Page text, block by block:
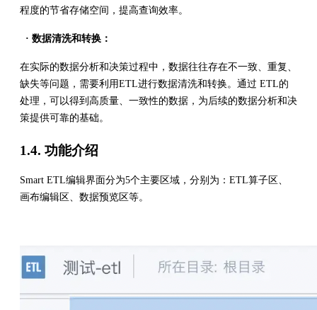
程度的节省存储空间，提高查询效率。
· 数据清洗和转换：
在实际的数据分析和决策过程中，数据往往存在不一致、重复、
缺失等问题，需要利用ETL进行数据清洗和转换。通过 ETL的
处理，可以得到高质量、一致性的数据，为后续的数据分析和决
策提供可靠的基础。
1.4. 功能介绍
Smart ETL编辑界面分为5个主要区域，分别为：ETL算子区、
画布编辑区、数据预览区等。